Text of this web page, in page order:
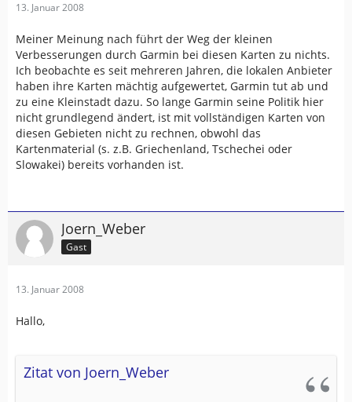
13. Januar 2008
Meiner Meinung nach führt der Weg der kleinen
Verbesserungen durch Garmin bei diesen Karten zu nichts.
Ich beobachte es seit mehreren Jahren, die lokalen Anbieter
haben ihre Karten mächtig aufgewertet, Garmin tut ab und
zu eine Kleinstadt dazu. So lange Garmin seine Politik hier
nicht grundlegend ändert, ist mit vollständigen Karten von
diesen Gebieten nicht zu rechnen, obwohl das
Kartenmaterial (s. z.B. Griechenland, Tschechei oder
Slowakei) bereits vorhanden ist.
Joern_Weber
Gast
13. Januar 2008
Hallo,
Zitat von Joern_Weber